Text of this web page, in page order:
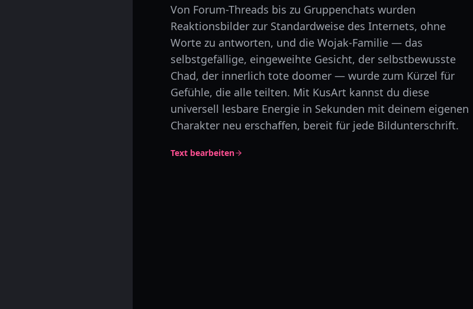
Von Forum-Threads bis zu Gruppenchats wurden
Reaktionsbilder zur Standardweise des Internets, ohne
Worte zu antworten, und die Wojak-Familie — das
selbstgefällige, eingeweihte Gesicht, der selbstbewusste
Chad, der innerlich tote doomer — wurde zum Kürzel für
Gefühle, die alle teilten. Mit KusArt kannst du diese
universell lesbare Energie in Sekunden mit deinem eigenen
Charakter neu erschaffen, bereit für jede Bildunterschrift.
Text bearbeiten